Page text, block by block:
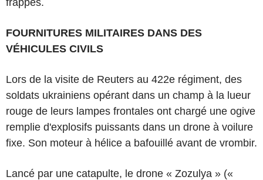
FOURNITURES MILITAIRES DANS DES
VÉHICULES CIVILS
Lors de la visite de Reuters au 422e régiment, des
soldats ukrainiens opérant dans un champ à la lueur
rouge de leurs lampes frontales ont chargé une ogive
remplie d'explosifs puissants dans un drone à voilure
fixe. Son moteur à hélice a bafouillé avant de vrombir.
Lancé par une catapulte, le drone « Zozulya » («